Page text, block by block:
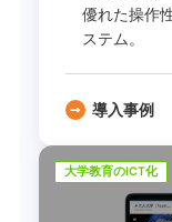
優れた操作
ステム。
導入事例
大学教育のICT化